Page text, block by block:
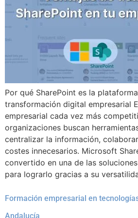
Por qué SharePoint es la
transformación digital empresarial
empresarial cada vez más
organizaciones buscan
centralizar la información,
costes innecesarios. Microsoft
convertido en una de las
para lograrlo gracias a su
Formación empresarial en
Andalucía